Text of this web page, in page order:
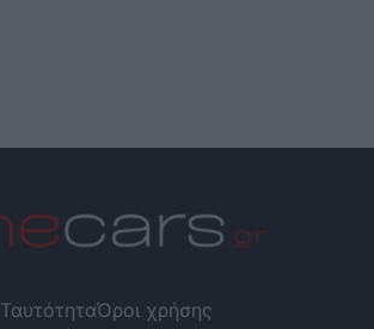
ΤαυτότηταΌροι χρήσης